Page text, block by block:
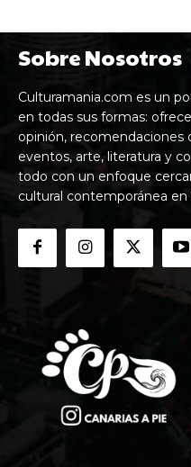
Sobre Nosotros
Culturamania.com es un
en todas sus formas:
opinión, recomendaciones
eventos, arte, literatura y
todo con un enfoque
cultural contemporánea en